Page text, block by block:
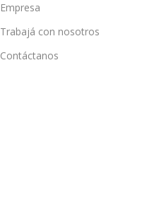
Empresa
Trabajá con nosotros
Contáctanos